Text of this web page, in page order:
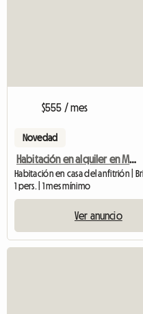
$555 / mes
Novedad
Habitación en alquiler en Montpelier
1 pers. | 1 mes mínimo
Ver anuncio